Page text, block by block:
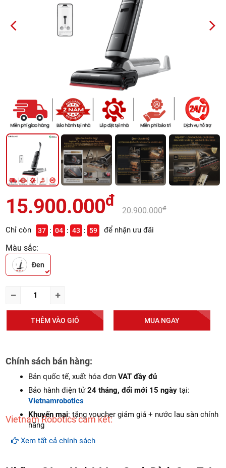
PREVIOUS NEXT
15.900.000đ
20.900.000đ
Chỉ còn 37 04 43 57 để nhận ưu đãi
Màu sắc:
Đen
Chính sách bán hàng:
Vietnam Robotics cam kết:
Bản quốc tế, xuất hóa đơnVAT đầy đủ
Bảo hành điện tử24 tháng, đổi mới 15 ngày tại:
Vietnamrobotics
Khuyến mại: tặng voucher giảm giá + nước lau sàn chính
hãng
Cam kết hàngmới 100%
Xem tất cả chính sách
THÊM VÀO GIỎ MUA NGAY